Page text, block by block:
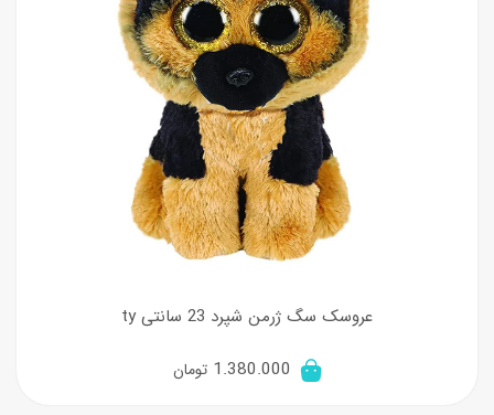
عروسک سگ ژرمن شپرد 23 سانتی ty
1.380.000 تومان